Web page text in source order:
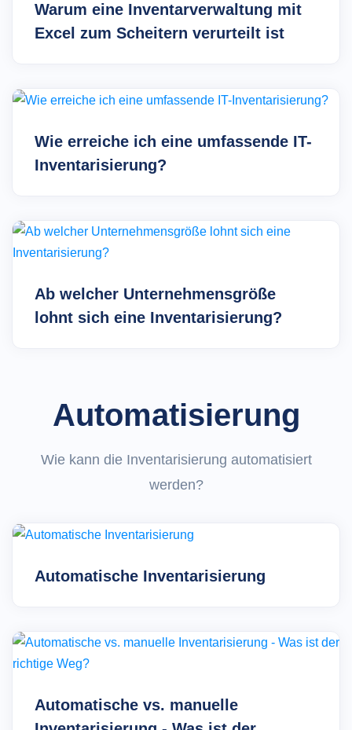
Warum eine Inventarverwaltung mit
Excel zum Scheitern verurteilt ist
Wie erreiche ich eine umfassende IT-
Inventarisierung?
Ab welcher Unternehmensgröße
lohnt sich eine Inventarisierung?
Automatisierung
Wie kann die Inventarisierung automatisiert
werden?
Automatische Inventarisierung
Automatische vs. manuelle